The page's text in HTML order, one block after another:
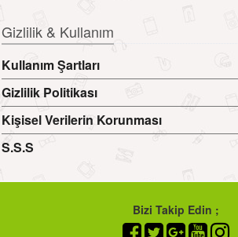
Gizlilik & Kullanım
Kullanım Şartları
Gizlilik Politikası
Kişisel Verilerin Korunması
S.S.S
Bizi Takip Edin ;